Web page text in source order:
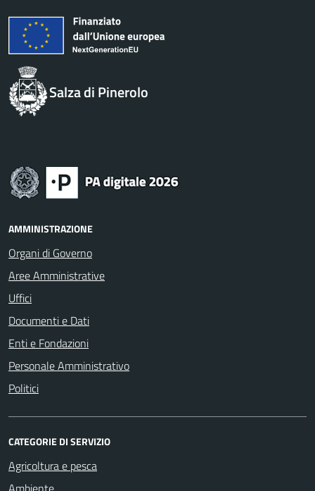
Salza di Pinerolo
AMMINISTRAZIONE
Organi di Governo
Aree Amministrative
Uffici
Documenti e Dati
Enti e Fondazioni
Personale Amministrativo
Politici
CATEGORIE DI SERVIZIO
Agricoltura e pesca